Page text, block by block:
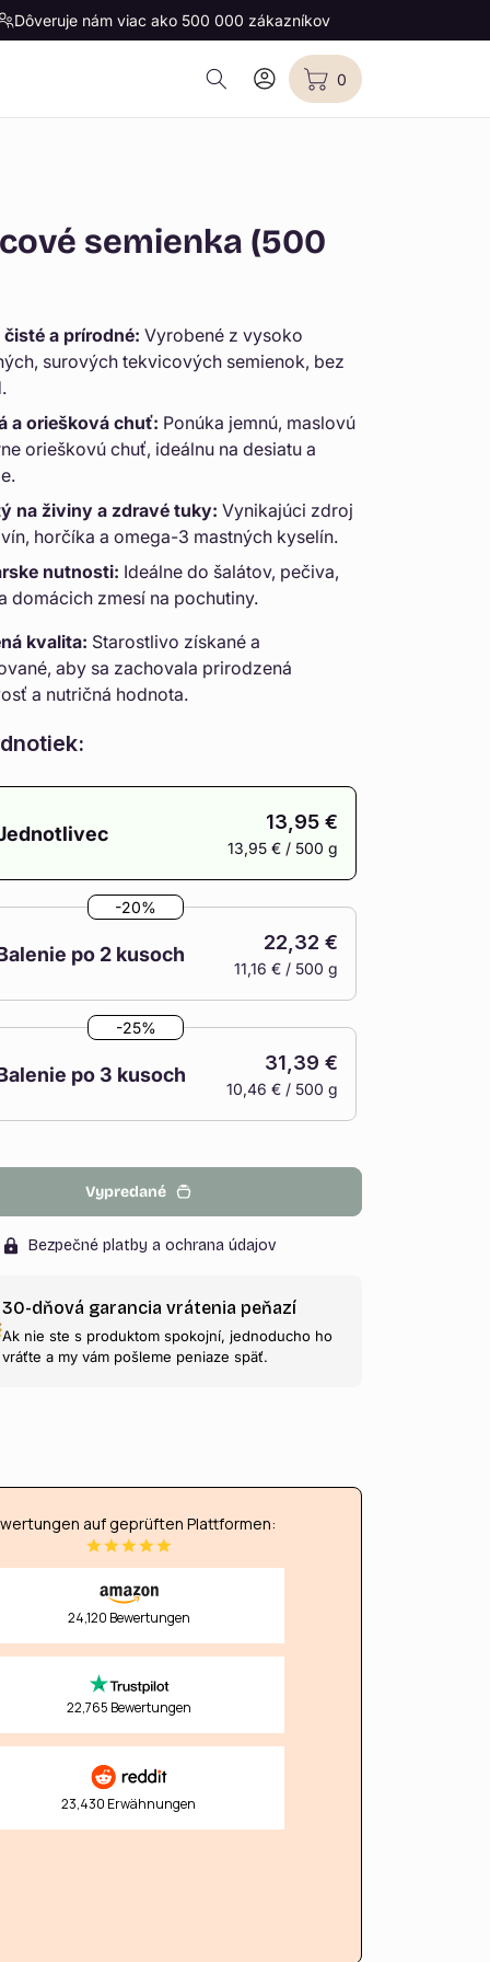
Dôveruje nám viac ako 500 000 zákazníkov
Prihlásiť
Košík0
Počet
položiek:
0
semienka (500
a prírodné: Vyrobené z vysoko
surových tekvicových semienok, bez
a oriešková chuť: Ponúka jemnú, maslovú
orieškovú chuť, ideálnu na desiatu a
na živiny a zdravé tuky: Vynikajúci zdroj
horčíka a omega-3 mastných kyselín.
nutnosti: Ideálne do šalátov, pečiva,
domácich zmesí na pochutiny.
kvalita: Starostlivo získané a
aby sa zachovala prirodzená
a nutričná hodnota.
13,95 €
13,95 € / 500 g
po 2 kusoch
22,32 €
11,16 € / 500 g
-20%
po 3 kusoch
31,39 €
10,46 € / 500 g
-25%
Vypredané
Bezpečné platby a ochrana údajov
30-dňová garancia vrátenia peňazí
Ak nie ste s produktom spokojní, jednoducho ho
vráťte a my vám pošleme peniaze späť.
auf geprüften Plattformen:
24,120 Bewertungen
22,765 Bewertungen
23,430 Erwähnungen